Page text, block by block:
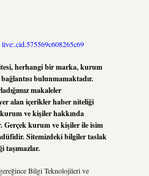
herhangi bir marka, kurum
bulunmamaktadır.
makaleler
alan içerikler haber niteliği
ve kişiler hakkında
Gerçek kurum ve kişiler ile isim
Sitemizdeki bilgiler taslak
taşımazlar.
Bilgi Teknolojileri ve